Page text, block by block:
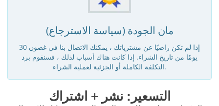
مان الجودة (سياسة الاسترجاع)
إذا لم تكن راضيًا عن مشترياتك ، يمكنك الاتصال بنا في غضون 30
يومًا من تاريخ الشراء. إذا كانت هناك أسباب لذلك ، فسنقوم برد
التكلفة الكاملة أو الجزئية لعملية الشراء.
التسعير: نشر + اشتراك